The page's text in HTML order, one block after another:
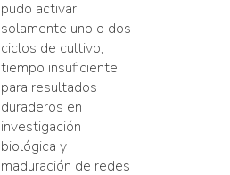
pudo activar
solamente uno o dos
ciclos de cultivo,
tiempo insuficiente
para resultados
duraderos en
investigación
biológica y
maduración de redes